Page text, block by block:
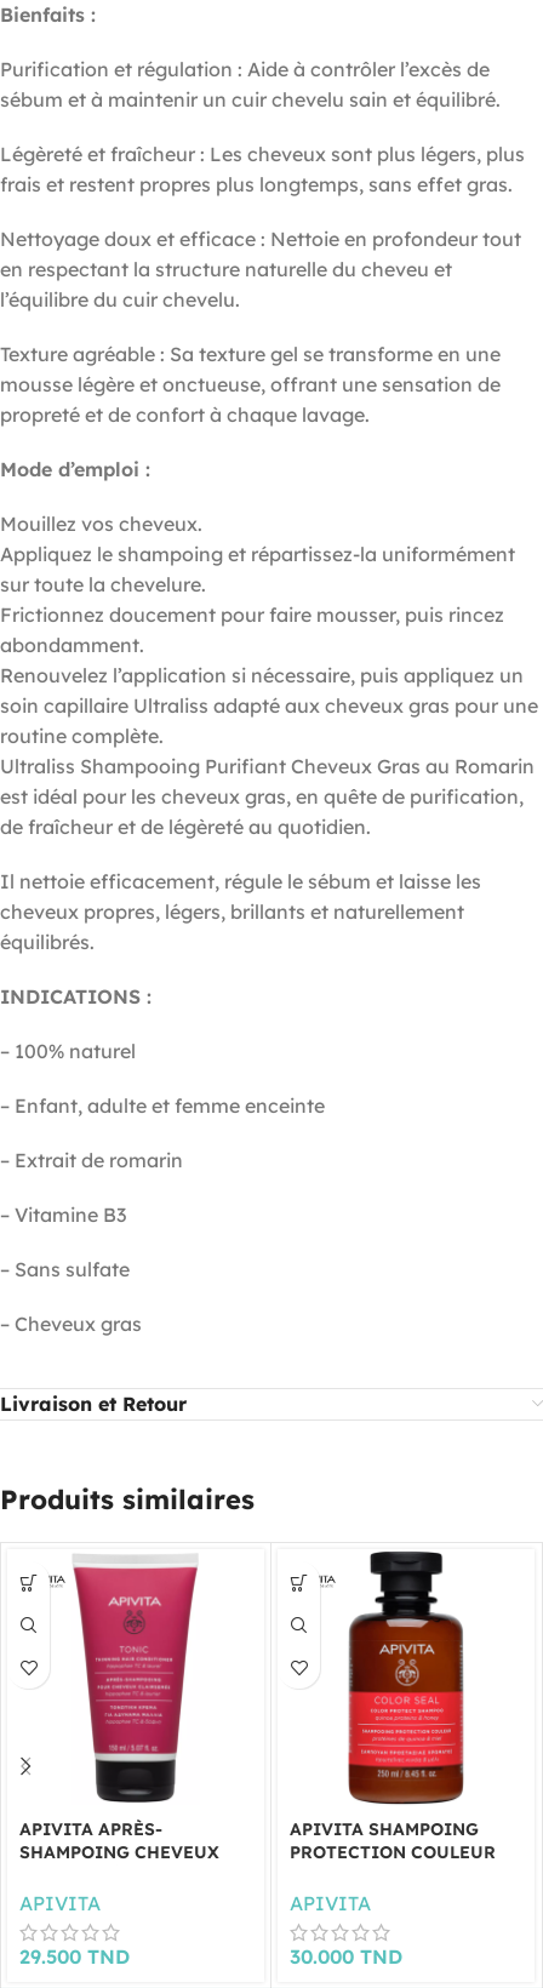
Bienfaits :
Purification et régulation : Aide à contrôler l’excès de
sébum et à maintenir un cuir chevelu sain et équilibré.
Légèreté et fraîcheur : Les cheveux sont plus légers, plus
frais et restent propres plus longtemps, sans effet gras.
Nettoyage doux et efficace : Nettoie en profondeur tout
en respectant la structure naturelle du cheveu et
l’équilibre du cuir chevelu.
Texture agréable : Sa texture gel se transforme en une
mousse légère et onctueuse, offrant une sensation de
propreté et de confort à chaque lavage.
Mode d’emploi :
Mouillez vos cheveux.
Appliquez le shampoing et répartissez-la uniformément
sur toute la chevelure.
Frictionnez doucement pour faire mousser, puis rincez
abondamment.
Renouvelez l’application si nécessaire, puis appliquez un
soin capillaire Ultraliss adapté aux cheveux gras pour une
routine complète.
Ultraliss Shampooing Purifiant Cheveux Gras au Romarin
est idéal pour les cheveux gras, en quête de purification,
de fraîcheur et de légèreté au quotidien.
Il nettoie efficacement, régule le sébum et laisse les
cheveux propres, légers, brillants et naturellement
équilibrés.
INDICATIONS :
– 100% naturel
– Enfant, adulte et femme enceinte
– Extrait de romarin
– Vitamine B3
– Sans sulfate
– Cheveux gras
Livraison et Retour
Produits similaires
APIVITA APRÈS-
SHAMPOING CHEVEUX
APIVITA
29.500 TND
APIVITA SHAMPOING
PROTECTION COULEUR
APIVITA
30.000 TND